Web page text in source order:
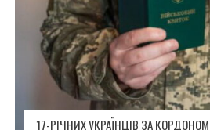
17-РІЧНИХ УКРАЇНЦІВ ЗА